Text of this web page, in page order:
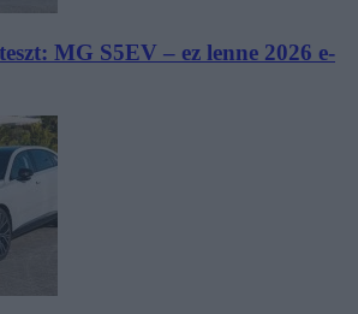
MG S5EV – ez lenne 2026 e-